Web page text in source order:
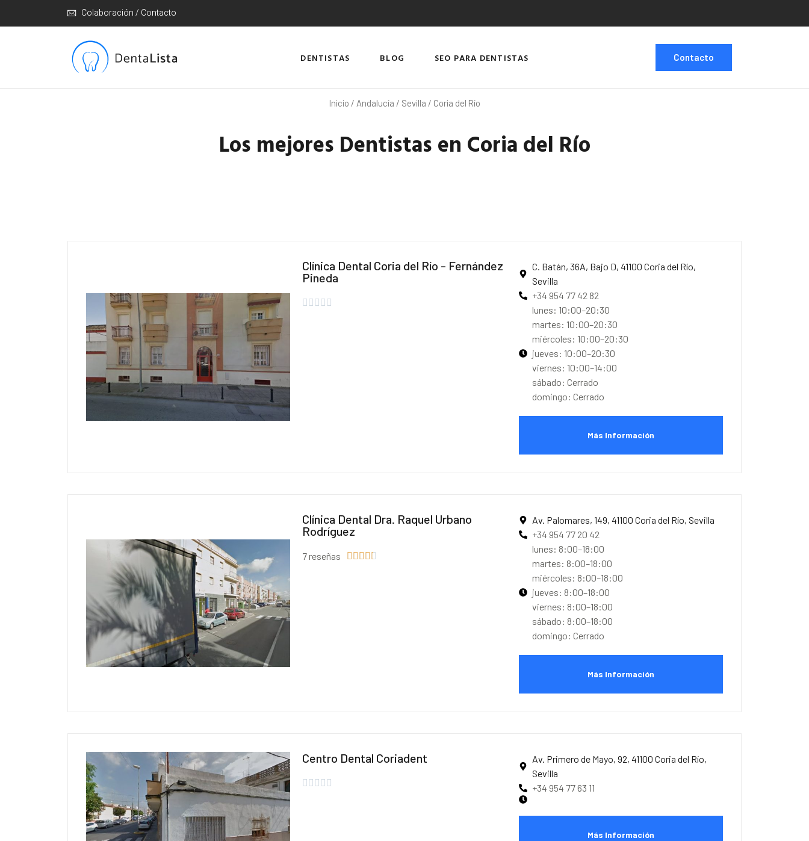
Colaboración / Contacto
DENTISTAS BLOG SEO PARA DENTISTAS Contacto
Inicio / Andalucía / Sevilla / Coria del Río
Los mejores Dentistas en Coria del Río
Clínica Dental Coria del Río - Fernández
Pineda
    
C. Batán, 36A, Bajo D, 41100 Coria del Río,
Sevilla
+34 954 77 42 82
lunes: 10:00–20:30
martes: 10:00–20:30
miércoles: 10:00–20:30
jueves: 10:00–20:30
viernes: 10:00–14:00
sábado: Cerrado
domingo: Cerrado
Más Información
Clínica Dental Dra. Raquel Urbano
Rodríguez
7 reseñas     
Av. Palomares, 149, 41100 Coria del Río, Sevilla
+34 954 77 20 42
lunes: 8:00–18:00
martes: 8:00–18:00
miércoles: 8:00–18:00
jueves: 8:00–18:00
viernes: 8:00–18:00
sábado: 8:00–18:00
domingo: Cerrado
Más Información
Centro Dental Coriadent
    
Av. Primero de Mayo, 92, 41100 Coria del Río,
Sevilla
+34 954 77 63 11
Más Información